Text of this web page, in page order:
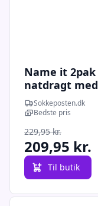
Name it 2pak
natdragt med
svaner til børn
Sokkeposten.dk
Bedste pris
229,95 kr.
209,95 kr.
Til butik